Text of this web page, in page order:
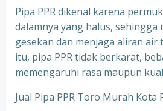
Pipa PPR dikenal karena
dalamnya yang halus, sehingga
gesekan dan menjaga aliran air
itu, pipa PPR tidak berkarat,
memengaruhi rasa maupun
Jual Pipa PPR Toro Murah Kota